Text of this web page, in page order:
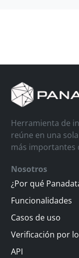
Herramienta de
reúne en una
más importantes
Nosotros
¿Por qué
Funcionalidades
Casos de uso
Verificación por
API